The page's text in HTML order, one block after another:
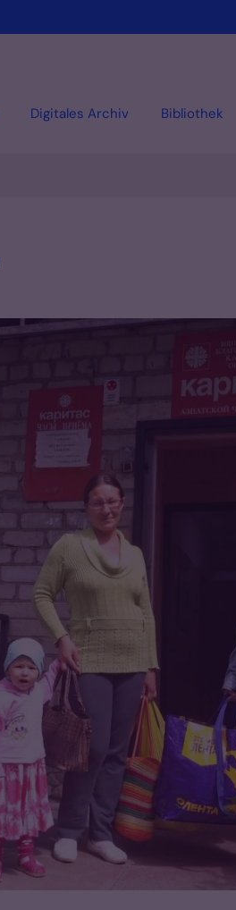
Digitales Archiv Bibliothek